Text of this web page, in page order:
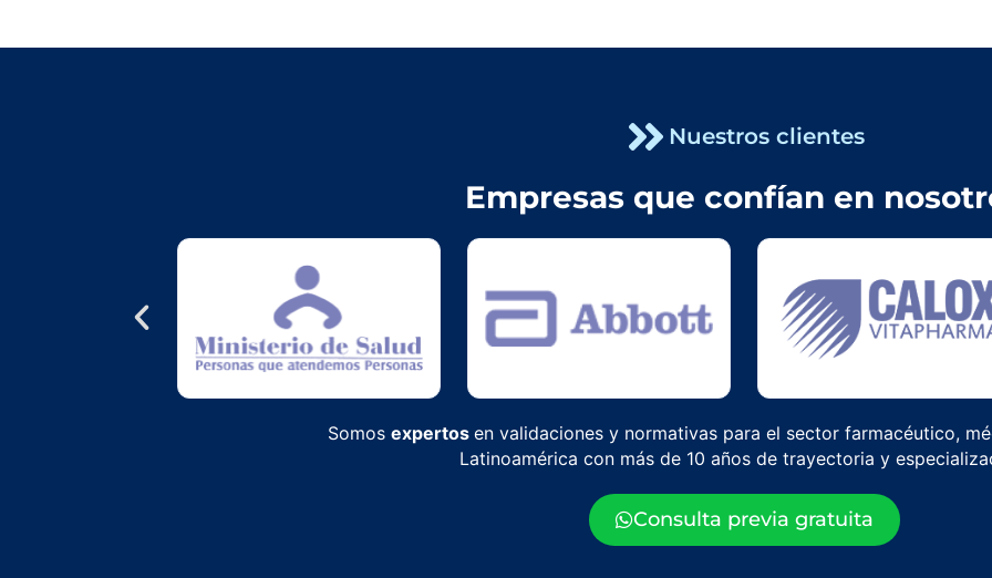
Nuestros clientes
Empresas que confían en
Somos expertos en validaciones y normativas para el sector farmacéutico,
Latinoamérica con más de 10 años de trayectoria y
Consulta previa gratuita